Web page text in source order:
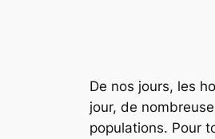
De nos jours, les
jour, de
populations. Pour